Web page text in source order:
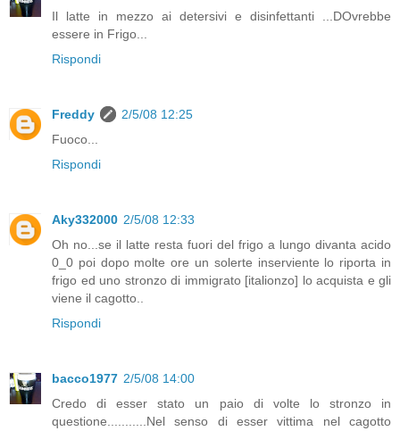
Il latte in mezzo ai detersivi e disinfettanti ...DOvrebbe
essere in Frigo...
Rispondi
Freddy
2/5/08 12:25
Fuoco...
Rispondi
Aky332000 2/5/08 12:33
Oh no...se il latte resta fuori del frigo a lungo divanta acido
0_0 poi dopo molte ore un solerte inserviente lo riporta in
frigo ed uno stronzo di immigrato [italionzo] lo acquista e gli
viene il cagotto..
Rispondi
bacco1977 2/5/08 14:00
Credo di esser stato un paio di volte lo stronzo in
questione...........Nel senso di esser vittima nel cagotto